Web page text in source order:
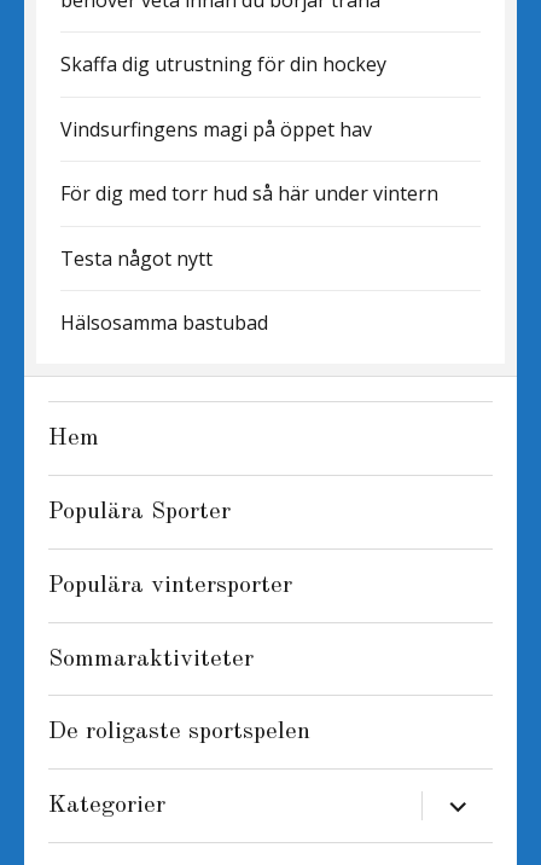
Skaffa dig utrustning för din hockey
Vindsurfingens magi på öppet hav
För dig med torr hud så här under vintern
Testa något nytt
Hälsosamma bastubad
Hem
Populära Sporter
Populära vintersporter
Sommaraktiviteter
De roligaste sportspelen
Kategorier expand
child
menu